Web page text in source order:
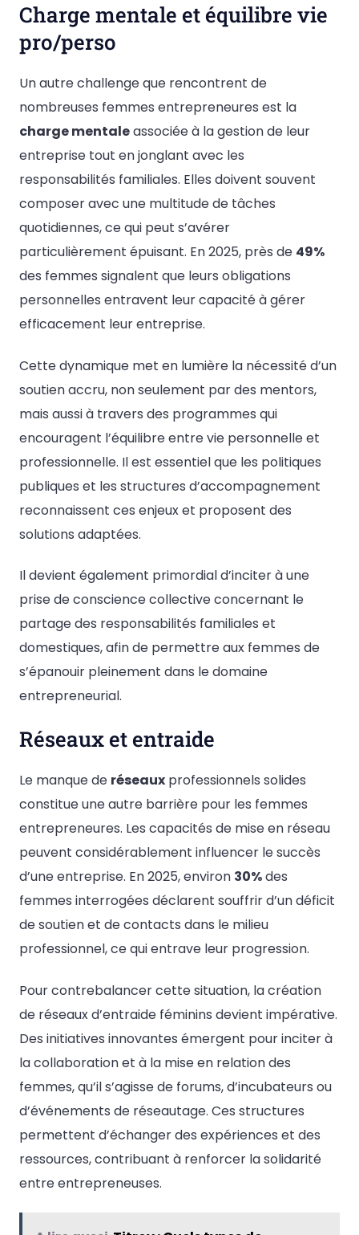
Charge mentale et équilibre vie
pro/perso
Un autre challenge que rencontrent de
nombreuses femmes entrepreneures est la
charge mentaleassociée à la gestion de leur
entreprise tout en jonglant avec les
responsabilités familiales. Elles doivent souvent
composer avec une multitude de tâches
quotidiennes, ce qui peut s’avérer
particulièrement épuisant. En 2025, près de 49%
des femmes signalent que leurs obligations
personnelles entravent leur capacité à gérer
efficacement leur entreprise.
Cette dynamique met en lumière la nécessité d’un
soutien accru, non seulement par des mentors,
mais aussi à travers des programmes qui
encouragent l’équilibre entre vie personnelle et
professionnelle. Il est essentiel que les politiques
publiques et les structures d’accompagnement
reconnaissent ces enjeux et proposent des
solutions adaptées.
Il devient également primordial d’inciter à une
prise de conscience collective concernant le
partage des responsabilités familiales et
domestiques, afin de permettre aux femmes de
s’épanouir pleinement dans le domaine
entrepreneurial.
Réseaux et entraide
Le manque de réseaux professionnels solides
constitue une autre barrière pour les femmes
entrepreneures. Les capacités de mise en réseau
peuvent considérablement influencer le succès
d’une entreprise. En 2025, environ 30%des
femmes interrogées déclarent souffrir d’un déficit
de soutien et de contacts dans le milieu
professionnel, ce qui entrave leur progression.
Pour contrebalancer cette situation, la création
de réseaux d’entraide féminins devient impérative.
Des initiatives innovantes émergent pour inciter à
la collaboration et à la mise en relation des
femmes, qu’il s’agisse de forums, d’incubateurs ou
d’événements de réseautage. Ces structures
permettent d’échanger des expériences et des
ressources, contribuant à renforcer la solidarité
entre entrepreneuses.